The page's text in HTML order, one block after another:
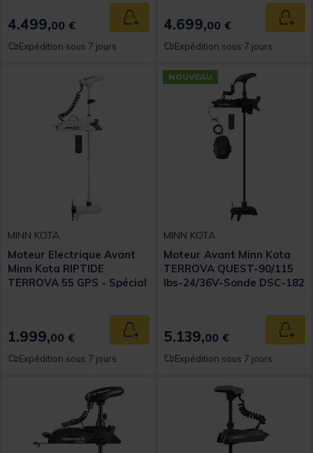
4.499,00 € Ajouter au panier
Expédition sous 7 jours
4.699,00 €
Expédition sous 7 jours
MINN KOTA
Moteur Electrique Avant
Minn Kota RIPTIDE
TERROVA 55 GPS - Spécial
1.999,00 € Ajouter au panier
Expédition sous 7 jours
NOUVEAU
MINN KOTA
Moteur Avant Minn Kota
TERROVA QUEST-90/115
lbs-24/36V-Sonde DSC-182
5.139,00 €
Expédition sous 7 jours